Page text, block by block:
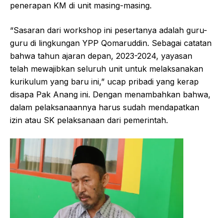
penerapan KM di unit masing-masing.
“Sasaran dari workshop ini pesertanya adalah guru-
guru di lingkungan YPP Qomaruddin. Sebagai catatan
bahwa tahun ajaran depan, 2023-2024, yayasan
telah mewajibkan seluruh unit untuk melaksanakan
kurikulum yang baru ini,” ucap pribadi yang kerap
disapa Pak Anang ini. Dengan menambahkan bahwa,
dalam pelaksanaannya harus sudah mendapatkan
izin atau SK pelaksanaan dari pemerintah.